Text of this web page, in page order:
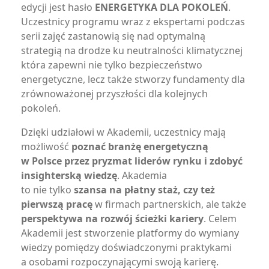
edycji jest hasło ENERGETYKA DLA POKOLEŃ.
Uczestnicy programu wraz z ekspertami podczas
serii zajęć zastanowią się nad optymalną
strategią na drodze ku neutralności klimatycznej
która zapewni nie tylko bezpieczeństwo
energetyczne, lecz także stworzy fundamenty dla
zrównoważonej przyszłości dla kolejnych
pokoleń.
Dzięki udziałowi w Akademii, uczestnicy mają
możliwość poznać branżę energetyczną
w Polsce przez pryzmat liderów rynku i zdobyć
insighterską wiedzę. Akademia
to nie tylko szansa na płatny staż, czy też
pierwszą pracęw firmach partnerskich, ale także
perspektywa na rozwój ścieżki kariery. Celem
Akademii jest stworzenie platformy do wymiany
wiedzy pomiędzy doświadczonymi praktykami
a osobami rozpoczynającymi swoją karierę.